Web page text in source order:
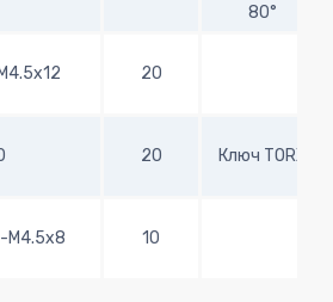
80°
20
20 Ключ TORX
M4.5x8 10